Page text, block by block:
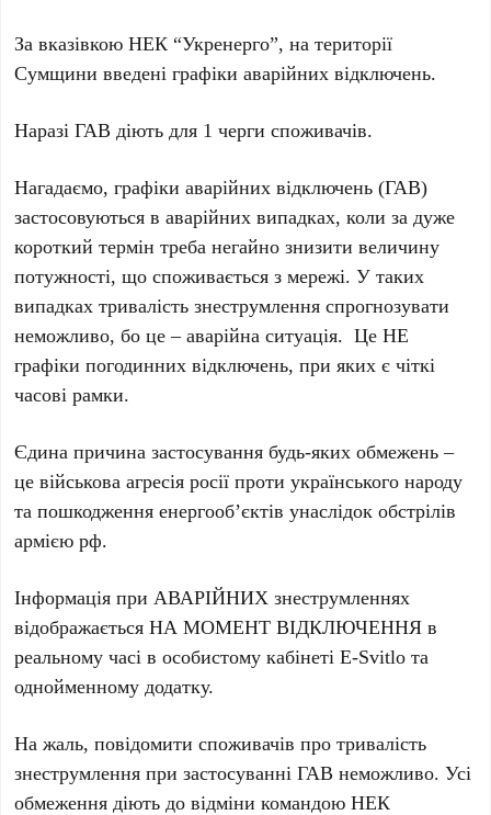
За вказівкою НЕК “Укренерго”, на території
Сумщини введені графіки аварійних відключень.
Наразі ГАВ діють для 1 черги споживачів.
Нагадаємо, графіки аварійних відключень (ГАВ)
застосовуються в аварійних випадках, коли за дуже
короткий термін треба негайно знизити величину
потужності, що споживається з мережі. У таких
випадках тривалість знеструмлення спрогнозувати
неможливо, бо це – аварійна ситуація. Це НЕ
графіки погодинних відключень, при яких є чіткі
часові рамки.
Єдина причина застосування будь-яких обмежень –
це військова агресія росії проти українського народу
та пошкодження енергообʼєктів унаслідок обстрілів
армією рф.
Інформація при АВАРІЙНИХ знеструмленнях
відображається НА МОМЕНТ ВІДКЛЮЧЕННЯ в
реальному часі в особистому кабінеті E-Svitlo та
однойменному додатку.
На жаль, повідомити споживачів про тривалість
знеструмлення при застосуванні ГАВ неможливо. Усі
обмеження діють до відміни командою НЕК